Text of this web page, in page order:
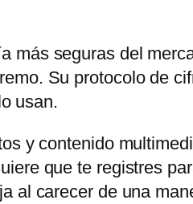
más seguras del
Su protocolo de
usan.
y contenido
que te registres
al carecer de una